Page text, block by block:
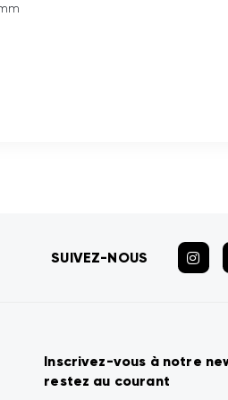
SUIVEZ-NOUS
Inscrivez-vous à notre
restez au courant